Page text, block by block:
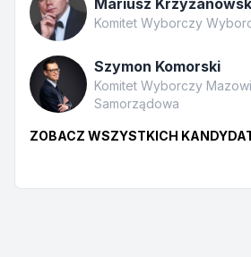
Komitet Wyborczy
Szymon Komorski
Komitet Wyborczy
Samorządowa
ZOBACZ WSZYSTKICH